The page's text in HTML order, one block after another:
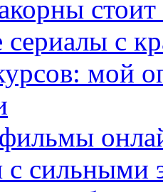
сериалы с
мой
сильными